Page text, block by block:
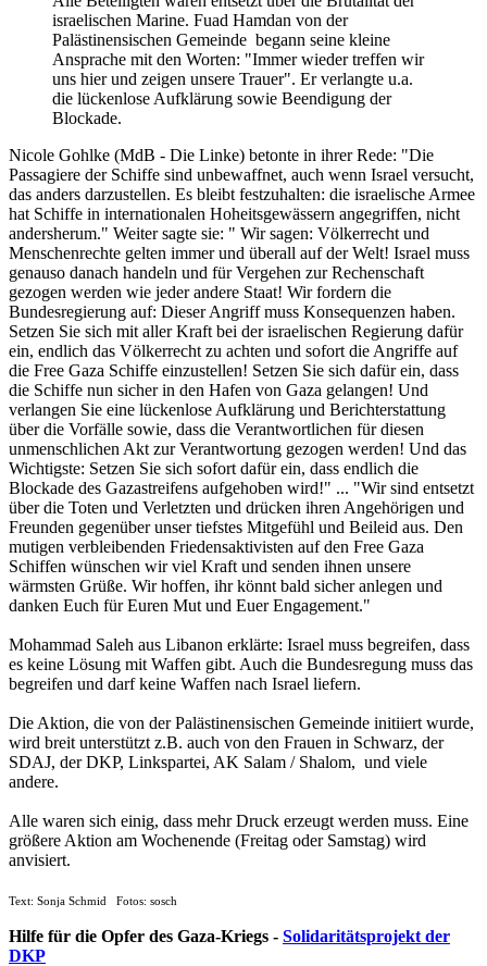
israelischen Marine. Fuad Hamdan von der
Palästinensischen Gemeinde begann seine kleine
Ansprache mit den Worten: "Immer wieder treffen wir
uns hier und zeigen unsere Trauer". Er verlangte u.a.
die lückenlose Aufklärung sowie Beendigung der
Blockade.
Nicole Gohlke (MdB - Die Linke) betonte in ihrer Rede: "Die
Passagiere der Schiffe sind unbewaffnet, auch wenn Israel versucht,
das anders darzustellen. Es bleibt festzuhalten: die israelische Armee
hat Schiffe in internationalen Hoheitsgewässern angegriffen, nicht
andersherum." Weiter sagte sie: " Wir sagen: Völkerrecht und
Menschenrechte gelten immer und überall auf der Welt! Israel muss
genauso danach handeln und für Vergehen zur Rechenschaft
gezogen werden wie jeder andere Staat! Wir fordern die
Bundesregierung auf: Dieser Angriff muss Konsequenzen haben.
Setzen Sie sich mit aller Kraft bei der israelischen Regierung dafür
ein, endlich das Völkerrecht zu achten und sofort die Angriffe auf
die Free Gaza Schiffe einzustellen! Setzen Sie sich dafür ein, dass
die Schiffe nun sicher in den Hafen von Gaza gelangen! Und
verlangen Sie eine lückenlose Aufklärung und Berichterstattung
über die Vorfälle sowie, dass die Verantwortlichen für diesen
unmenschlichen Akt zur Verantwortung gezogen werden! Und das
Wichtigste: Setzen Sie sich sofort dafür ein, dass endlich die
Blockade des Gazastreifens aufgehoben wird!" ... "Wir sind entsetzt
über die Toten und Verletzten und drücken ihren Angehörigen und
Freunden gegenüber unser tiefstes Mitgefühl und Beileid aus. Den
mutigen verbleibenden Friedensaktivisten auf den Free Gaza
Schiffen wünschen wir viel Kraft und senden ihnen unsere
wärmsten Grüße. Wir hoffen, ihr könnt bald sicher anlegen und
danken Euch für Euren Mut und Euer Engagement."
Mohammad Saleh aus Libanon erklärte: Israel muss begreifen, dass
es keine Lösung mit Waffen gibt. Auch die Bundesregung muss das
begreifen und darf keine Waffen nach Israel liefern.
Die Aktion, die von der Palästinensischen Gemeinde initiiert wurde,
wird breit unterstützt z.B. auch von den Frauen in Schwarz, der
SDAJ, der DKP, Linkspartei, AK Salam / Shalom, und viele
andere.
Alle waren sich einig, dass mehr Druck erzeugt werden muss. Eine
größere Aktion am Wochenende (Freitag oder Samstag) wird
anvisiert.
Text: Sonja Schmid Fotos: sosch
Hilfe für die Opfer des Gaza-Kriegs - Solidaritätsprojekt der
DKP